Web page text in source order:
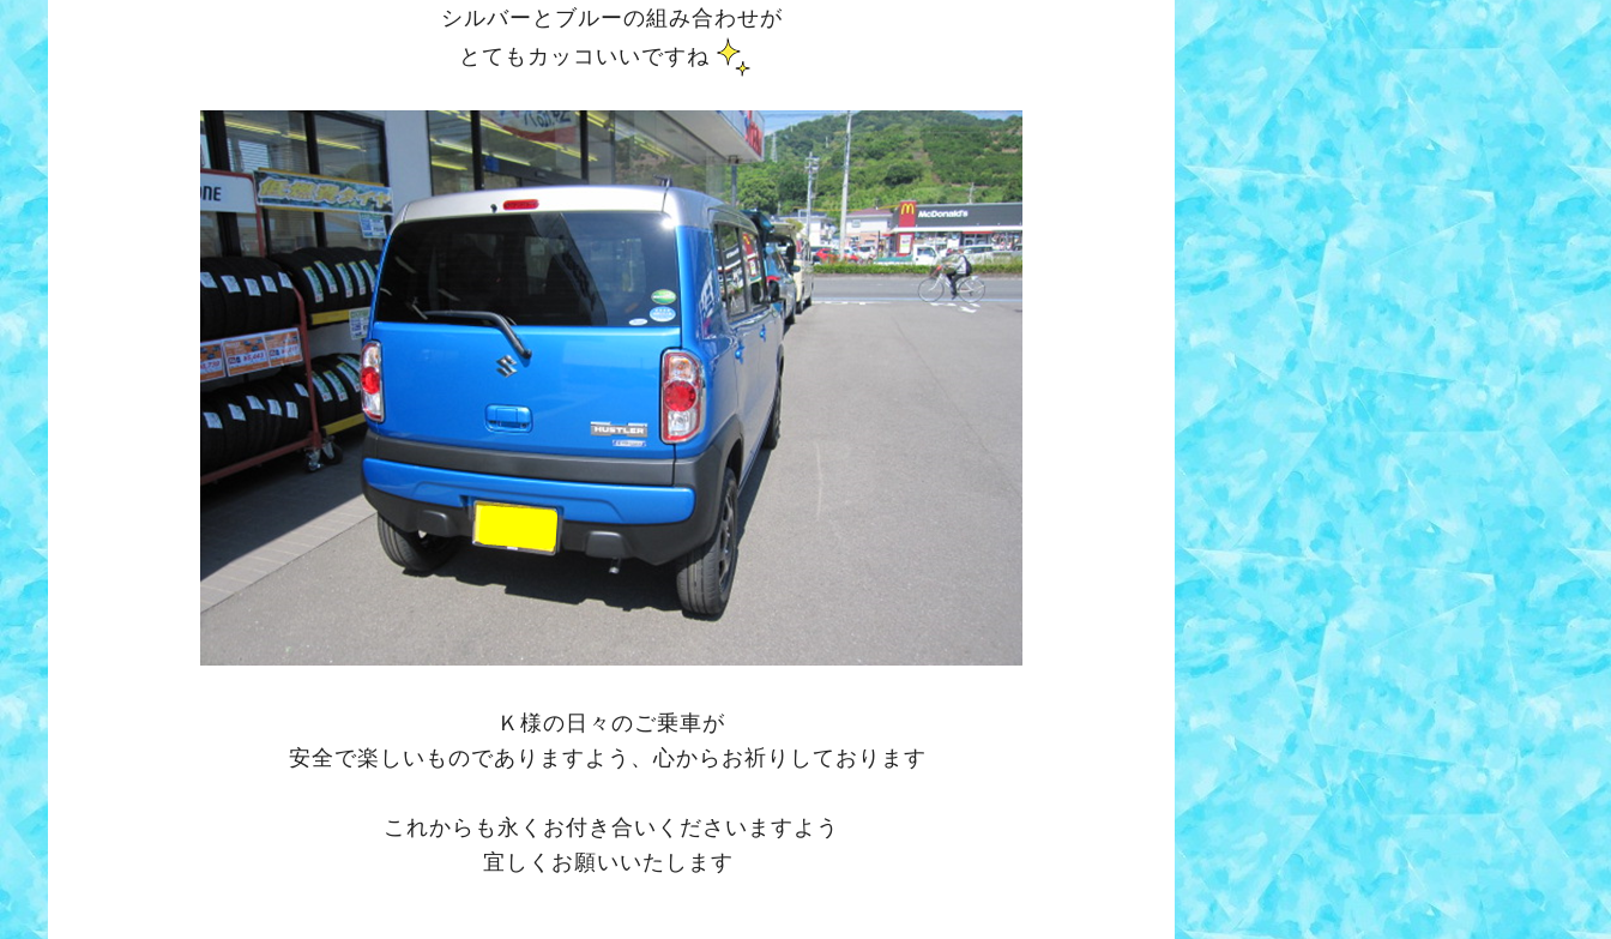
シルバーとブルーの組み合わせが
とてもカッコいいですね
Ｋ様の日々のご乗車が
安全で楽しいものでありますよう、心からお祈りしております
これからも永くお付き合いくださいますよう
宜しくお願いいたします